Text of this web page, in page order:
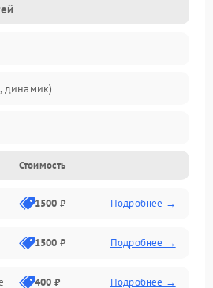
динамик)
и сенсором
Стоимость
1500 ₽ Подробнее →
1500 ₽ Подробнее →
400 ₽ Подробнее →